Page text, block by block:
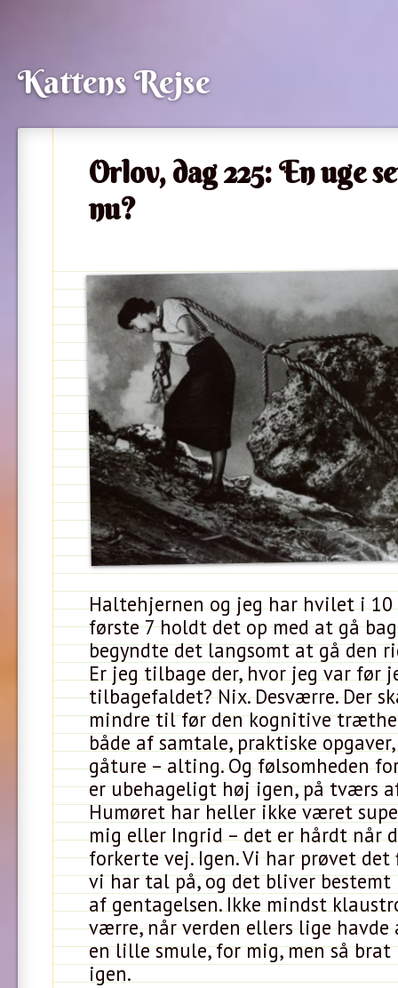
Kattens Rejse
Orlov, dag 225: En uge
nu?
Haltehjernen og jeg har hvilet i 10
første 7 holdt det op med at gå
begyndte det langsomt at gå den
Er jeg tilbage der, hvor jeg var før
tilbagefaldet? Nix. Desværre. Der
mindre til før den kognitive
både af samtale, praktiske
gåture – alting. Og følsomheden
er ubehageligt høj igen, på tværs
Humøret har heller ikke været
mig eller Ingrid – det er hårdt når
forkerte vej. Igen. Vi har prøvet det
vi har tal på, og det bliver bestemt
af gentagelsen. Ikke mindst
værre, når verden ellers lige havde
en lille smule, for mig, men så
igen.